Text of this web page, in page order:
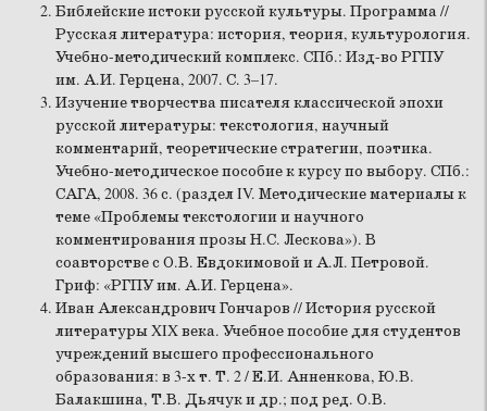
Библейские истоки русской культуры. Программа //
Русская литература: история, теория, культурология.
Учебно-методический комплекс. СПб.: Изд-во РГПУ
им. А.И. Герцена, 2007. С. 3–17.
Изучение творчества писателя классической эпохи
русской литературы: текстология, научный
комментарий, теоретические стратегии, поэтика.
Учебно-методическое пособие к курсу по выбору. СПб.:
САГА, 2008. 36 с. (раздел IV. Методические материалы к
теме «Проблемы текстологии и научного
комментирования прозы Н.С. Лескова»). В
соавторстве с О.В. Евдокимовой и А.Л. Петровой.
Гриф: «РГПУ им. А.И. Герцена».
Иван Александрович Гончаров // История русской
литературы XIX века. Учебное пособие для студентов
учреждений высшего профессионального
образования: в 3-х т. Т. 2 / Е.И. Анненкова, Ю.В.
Балакшина, Т.В. Дьячук и др.; под ред. О.В.